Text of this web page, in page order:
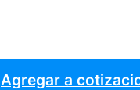
Agregar a